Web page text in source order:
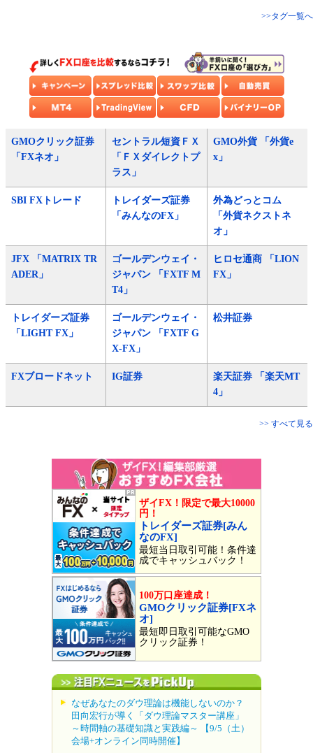
>>タグ一覧へ
GMOクリック証券
「FXネオ」
セントラル短資ＦＸ
「ＦＸダイレクトプ
ラス」
GMO外貨 「外貨e
x」
SBI FXトレード
トレイダーズ証券
「みんなのFX」
外為どっとコム
「外貨ネクストネ
オ」
JFX 「MATRIX TR
ADER」
ゴールデンウェイ・
ジャパン 「FXTF M
T4」
ヒロセ通商 「LION
FX」
トレイダーズ証券
「LIGHT FX」
ゴールデンウェイ・
ジャパン 「FXTF G
X-FX」
松井証券
FXブロードネット IG証券
楽天証券 「楽天MT
4」
>> すべて見る
ザイFX！限定で最大10000
円！
トレイダーズ証券[みん
なのFX]
最短当日取引可能！条件達
成でキャッシュバック！
100万口座達成！
GMOクリック証券[FXネ
オ]
最短即日取引可能なGMO
クリック証券！
なぜあなたのダウ理論は機能しないのか？
田向宏行が導く「ダウ理論マスター講座」
～時間軸の基礎知識と実践編～ 【9/5（土）
会場+オンライン同時開催】